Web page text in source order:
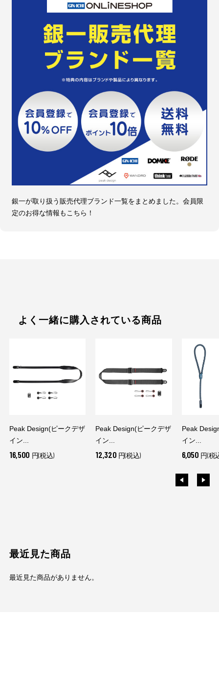
銀一が取り扱う販売代理ブランド一覧をまとめました。会員限
定のお得な情報もこちら！
よく一緒に購入されている商品
Peak Design(ピークデザ
イン...
16,500 円(税込)
Peak Design(ピークデザ
イン...
12,320 円(税込)
Peak
イン...
6,050 円(税
最近見た商品
最近見た商品がありません。